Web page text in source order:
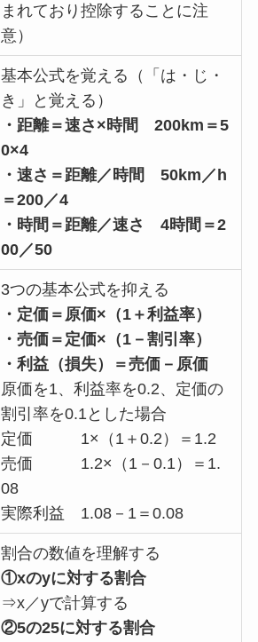
まれており控除することに注
意）
基本公式を覚える（「は・じ・
き」と覚える）
・距離＝速さ×時間 200km＝5
0×4
・速さ＝距離／時間 50km／h
＝200／4
・時間＝距離／速さ 4時間＝2
00／50
3つの基本公式を抑える
・定価＝原価×（1＋利益率）
・売価＝定価×（1－割引率）
・利益（損失）＝売価－原価
原価を1、利益率を0.2、定価の
割引率を0.1とした場合
定価 1×（1＋0.2）＝1.2
売価 1.2×（1－0.1）＝1.
08
実際利益 1.08－1＝0.08
割合の数値を理解する
①xのyに対する割合
⇒x／yで計算する
②5の25に対する割合